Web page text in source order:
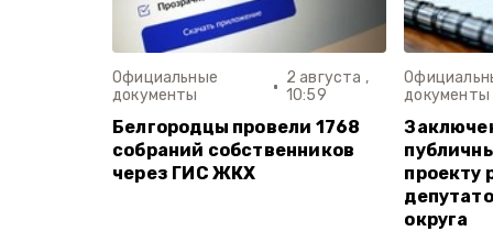
Официальные
документы
2 августа ,
10:59
Белгородцы провели 1768
собраний собственников
через ГИС ЖКХ
документы
проекту
округа